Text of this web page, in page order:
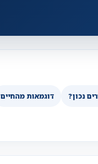
נכון? דוגמאות מהחיים